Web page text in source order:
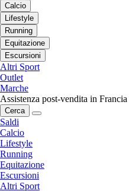
Calcio
Lifestyle
Running
Equitazione
Escursioni
Altri Sport
Outlet
Marche
Assistenza post-vendita in Francia
Cerca
Saldi
Calcio
Lifestyle
Running
Equitazione
Escursioni
Altri Sport